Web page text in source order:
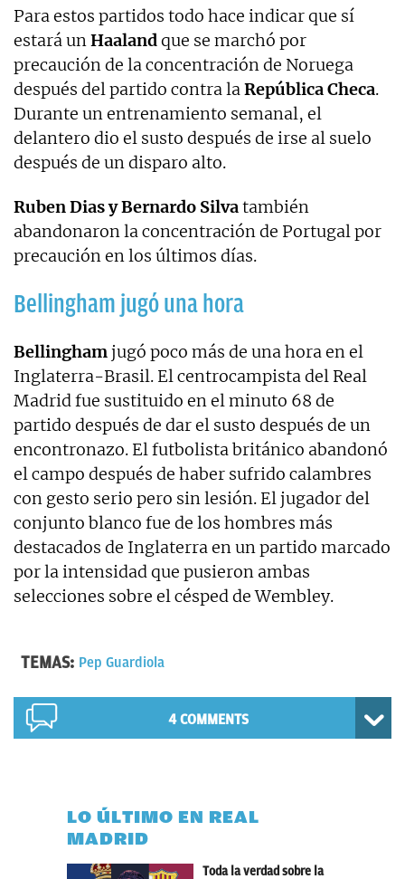
Para estos partidos todo hace indicar que sí
estará unHaalandque se marchó por
precaución de la concentración de Noruega
después del partido contra laRepública Checa.
Durante un entrenamiento semanal, el
delantero dio el susto después de irse al suelo
después de un disparo alto.
Ruben Dias y Bernardo Silvatambién
abandonaron la concentración de Portugal por
precaución en los últimos días.
Bellingham jugó una hora
Bellinghamjugó poco más de una hora en el
Inglaterra-Brasil. El centrocampista del Real
Madrid fue sustituido en el minuto 68 de
partido después de dar el susto después de un
encontronazo. El futbolista británico abandonó
el campo después de haber sufrido calambres
con gesto serio pero sin lesión. El jugador del
conjunto blanco fue de los hombres más
destacados de Inglaterra en un partido marcado
por la intensidad que pusieron ambas
selecciones sobre el césped de Wembley.
TEMAS: Pep Guardiola
4 COMMENTS
LO ÚLTIMO EN REAL
MADRID
Toda la verdad sobre la